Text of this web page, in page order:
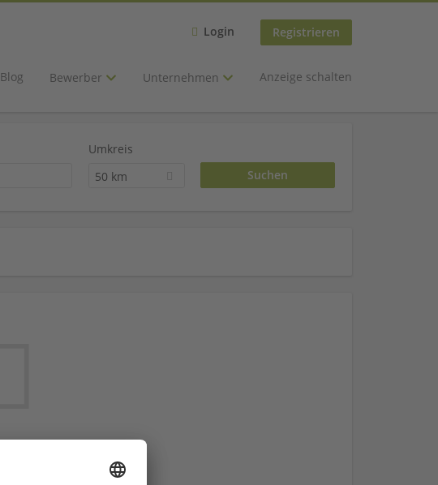
Login Registrieren
Blog Bewerber Unternehmen Anzeige schalten
Umkreis
50 km